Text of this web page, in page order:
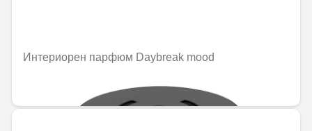
Интериорен парфюм Daybreak mood
92,02 € / 179,97 лв.